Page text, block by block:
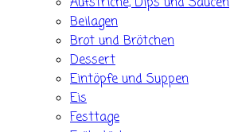
Beilagen
Brot und Brötchen
Dessert
Eintöpfe und Suppen
Eis
Festtage